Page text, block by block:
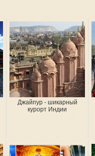
Джайпур - шикарный
курорт Индии